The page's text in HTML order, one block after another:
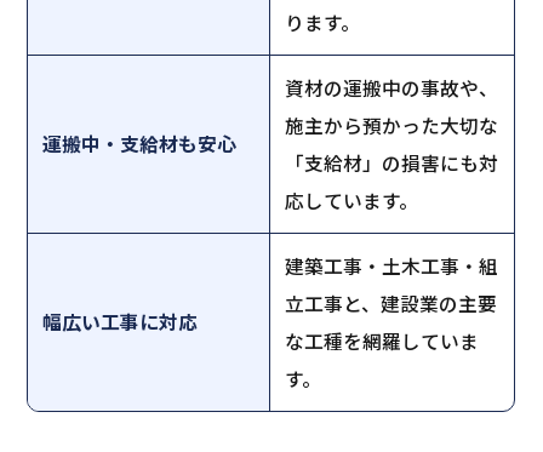
ります。
運搬中・支給材も安心
資材の運搬中の事故や、
施主から預かった大切な
「支給材」の損害にも対
応しています。
幅広い工事に対応
建築工事・土木工事・組
立工事と、建設業の主要
な工種を網羅していま
す。